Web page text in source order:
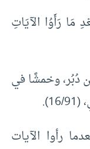
مَا رَأَوُا الآيَاتِ
دُبُر، وخمشًا في
رأوا الآيات